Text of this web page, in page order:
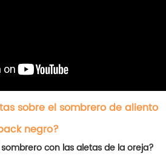
sobre el sombrero de aliento
negro?
con las aletas de la oreja?